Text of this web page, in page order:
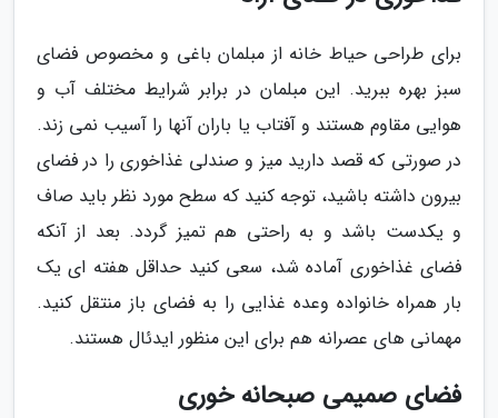
برای طراحی حیاط خانه از مبلمان باغی و مخصوص فضای
سبز بهره ببرید. این مبلمان در برابر شرایط مختلف آب و
هوایی مقاوم هستند و آفتاب یا باران آنها را آسیب نمی زند.
در صورتی که قصد دارید میز و صندلی غذاخوری را در فضای
بیرون داشته باشید، توجه کنید که سطح مورد نظر باید صاف
و یکدست باشد و به راحتی هم تمیز گردد. بعد از آنکه
فضای غذاخوری آماده شد، سعی کنید حداقل هفته ای یک
بار همراه خانواده وعده غذایی را به فضای باز منتقل کنید.
مهمانی های عصرانه هم برای این منظور ایدئال هستند.
فضای صمیمی صبحانه خوری